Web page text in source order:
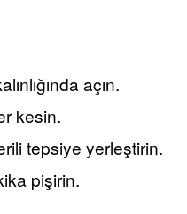
açın.
kesin.
tepsiye yerleştirin.
pişirin.